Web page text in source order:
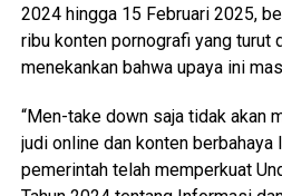
2024 hingga 15 Februari 2025,
ribu konten pornografi yang turut
menekankan bahwa upaya ini
“Men-take down saja tidak akan
judi online dan konten berbahaya
pemerintah telah memperkuat